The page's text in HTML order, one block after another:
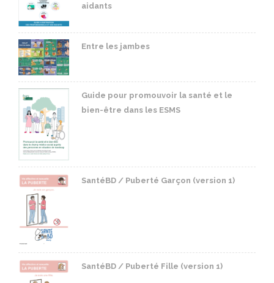
aidants
Entre les jambes
Guide pour promouvoir la santé et le
bien-être dans les ESMS
SantéBD / Puberté Garçon (version 1)
SantéBD / Puberté Fille (version 1)